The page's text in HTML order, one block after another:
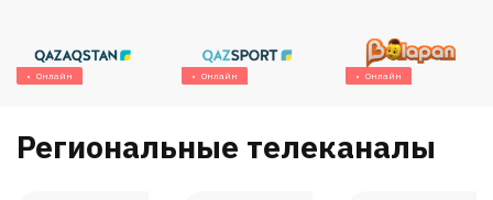
Онлайн Онлайн Онлайн
Региональные телеканалы